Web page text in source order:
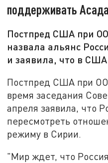
поддерживать Асада
Постпред США при
назвала альянс
и заявила, что в США
Постпред США при
время заседания
апреля заявила, что
пересмотреть
режиму в Сирии.
"Мир ждет, что